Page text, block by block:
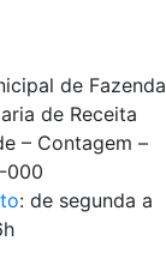
de Fazenda
de Receita
– Contagem –
000
: de segunda a